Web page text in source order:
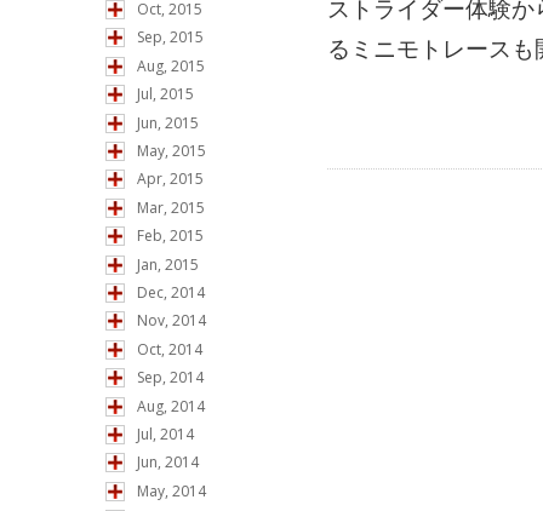
Oct, 2015
Sep, 2015
Aug, 2015
Jul, 2015
Jun, 2015
May, 2015
Apr, 2015
Mar, 2015
Feb, 2015
Jan, 2015
Dec, 2014
Nov, 2014
Oct, 2014
Sep, 2014
Aug, 2014
Jul, 2014
Jun, 2014
May, 2014
ストライダー体験
るミニモトレース